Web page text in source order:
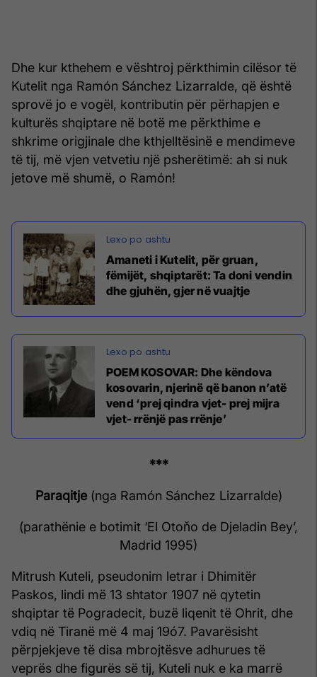
Dhe kur kthehem e vështroj përkthimin cilësor të
Kutelit nga Ramón Sánchez Lizarralde, që është
sprovë jo e vogël, kontributin për përhapjen e
kulturës shqiptare në botë me përkthime e
shkrime origjinale dhe kthjelltësinë e mendimeve
të tij, më vjen vetvetiu një psherëtimë: ah si nuk
jetove më shumë, o Ramón!
Amaneti i Kutelit, për gruan,
fëmijët, shqiptarët: Ta doni vendin
dhe gjuhën, gjer në vuajtje
POEM KOSOVAR: Dhe këndova
kosovarin, njerinë që banon n’atë
vend ‘prej qindra vjet- prej mijra
vjet- rrënjë pas rrënje’
***
Paraqitje (nga Ramón Sánchez Lizarralde)
(parathënie e botimit ‘El Otoňo de Djeladin Bey’,
Madrid 1995)
Mitrush Kuteli, pseudonim letrar i Dhimitër
Paskos, lindi më 13 shtator 1907 në qytetin
shqiptar të Pogradecit, buzë liqenit të Ohrit, dhe
vdiq në Tiranë më 4 maj 19ó7. Pavarësisht
përpjekjeve të disa mbrojtësve adhurues të
veprës dhe figurës së tij, Kuteli nuk e ka marrë